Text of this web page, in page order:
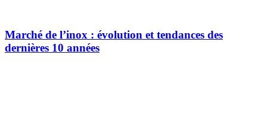
Marché de l’inox : évolution et tendances des
dernières 10 années